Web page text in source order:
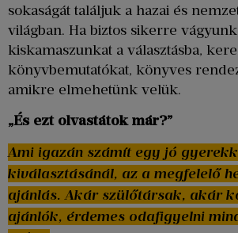
sokaságát találjuk a hazai és
világban. Ha biztos sikerre
kiskamaszunkat a választásba,
könyvbemutatókat, könyves
amikre elmehetünk velük.
„És ezt olvastátok már?”
Ami igazán számít egy jó
kiválasztásánál, az a megfelelő
ajánlás. Akár szülőtársak, akár
ajánlók, érdemes odafigyelni